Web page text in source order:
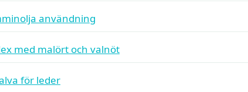
användning
med malört och valnöt
för leder